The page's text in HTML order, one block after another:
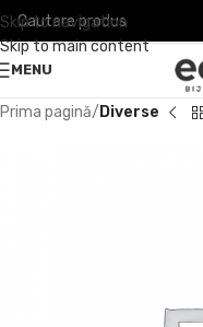
Skip to navigation
Skip to main content
MENU
Prima pagină Diverse